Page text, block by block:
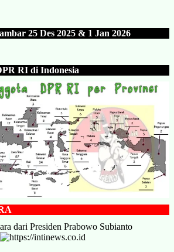
25 Des 2025 & 1 Jan 2026
RI di Indonesia